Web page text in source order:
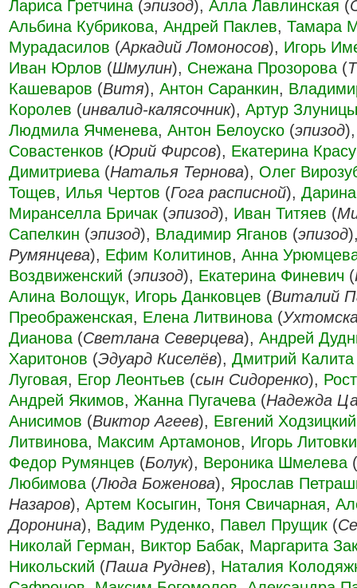
Лариса Гретчина (эпизод), Алла Лавлинская (
Альбина Кубрикова, Андрей Паклев, Тамара
Мурадасилов (Аркадий Ломоносов), Игорь
Иван Юрлов (Шмулин), Снежана Прозорова (
Кашеваров (Витя), Антон Саранкин,
Королев (инвалид-калясочник), Артур
Людмила Ячменева, Антон Белоуско (эпизод
Совастенков (Юрий Фирсов), Екатерина
Димитриева (Наталья Тернова), Олег
Тощев, Илья Чертов (Гога расписной),
Миранселла Бричак (эпизод), Иван Титяев (
Сапелкин (эпизод), Владимир Яганов (эпизод
Румянцева), Ефим Колитинов, Анна
Воздвиженский (эпизод), Екатерина Финевич (
Алина Волощук, Игорь Данковцев (Виталий
Преображенская, Елена Литвинова (
Дианова (Светлана Северцева), Андрей
Харитонов (Эдуард Киселёв), Дмитрий Калита
Луговая, Егор Леонтьев (сын Сидоренко),
Андрей Якимов, Жанна Пугачева (Надежда
Анисимов (Виктор Агеев), Евгений Ходзицкий
Литвинова, Максим Артамонов, Игорь
Федор Румянцев (Болук), Вероника Шмелева (
Любимова (Люда Боженова), Ярослав
Назаров), Артем Косыгин, Тоня Свичарная,
Доронина), Вадим Руденко, Павел Прущик (
Николай Герман, Виктор Бабак, Маргарита
Никольский (Паша Руднев), Наталия